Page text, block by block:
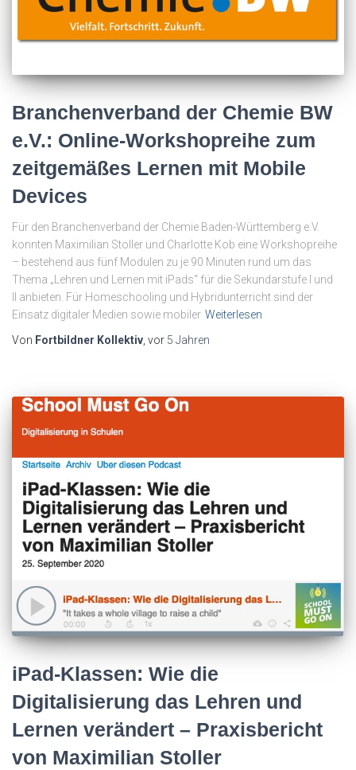
Branchenverband der Chemie BW
e.V.: Online-Workshopreihe zum
zeitgemäßes Lernen mit Mobile
Devices
Für den Branchenverband der Chemie Baden-Württemberg e.V.
konnten Maximilian Stoller und Charlotte Kob eine Workshopreihe
– bestehend aus fünf Modulen zu je 90 Minuten rund um das
Thema „Lehren und Lernen mit iPads“ für die Sekundarstufe I und
II anbieten. Für Homeschooling und Hybridunterricht sind der
Einsatz digitaler Medien sowie mobiler Weiterlesen
Von Fortbildner Kollektiv , vor 5 Jahren
iPad-Klassen: Wie die
Digitalisierung das Lehren und
Lernen verändert – Praxisbericht
von Maximilian Stoller